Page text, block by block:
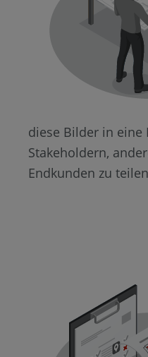
diese Bilder in eine
Stakeholdern,
Endkunden zu